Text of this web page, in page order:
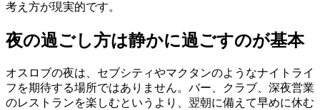
考え方が現実的です。
夜の過ごし方は静かに過ごすのが基本
オスロブの夜は、セブシティやマクタンのようなナイトライ
フを期待する場所ではありません。バー、クラブ、深夜営業
のレストランを楽しむというより、翌朝に備えて早めに休む